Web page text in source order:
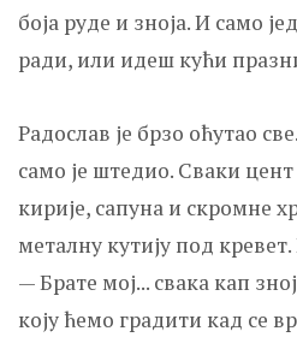
боја руде и зноја. И само
ради, или идеш кући
Радослав је брзо оћутао
само је штедио. Сваки цент
кирије, сапуна и скромне
металну кутију под кревет.
— Брате мој... свака кап
коју ћемо градити кад се